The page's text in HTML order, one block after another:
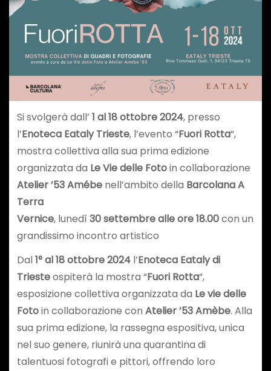
Si svolgerà dall’ 1 al 18 ottobre 2024, presso
l’Enoteca Eataly Trieste, l’evento “Fuori Rotta“,
mostra collettiva alla sua prima edizione
organizzata da Le Vie delle Fotoin collaborazione
Atelier ’53 Amébenell’ambito della Barcolana A
Terra
Vernice, lunedì 30 settembre alle ore 18.00con un
grandissimo incontro artistico
Dal1° al 18 ottobre 2024l’Enoteca Eataly di
Triesteospiterà la mostra “Fuori Rotta“,
esposizione collettiva organizzata da Le vie delle
Fotoin collaborazione con Atelier ’53 Amèbe. Alla
sua prima edizione, la rassegna espositiva, unica
nel suo genere, riunirà una quarantina di
talentuosi fotografi e pittori, offrendo loro